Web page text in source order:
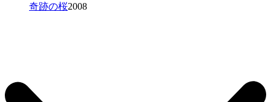
奇跡の桜2008